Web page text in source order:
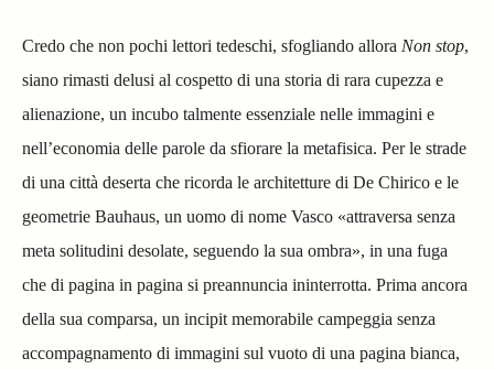
Credo che non pochi lettori tedeschi, sfogliando allora Non stop,
siano rimasti delusi al cospetto di una storia di rara cupezza e
alienazione, un incubo talmente essenziale nelle immagini e
nell’economia delle parole da sfiorare la metafisica. Per le strade
di una città deserta che ricorda le architetture di De Chirico e le
geometrie Bauhaus, un uomo di nome Vasco «attraversa senza
meta solitudini desolate, seguendo la sua ombra», in una fuga
che di pagina in pagina si preannuncia ininterrotta. Prima ancora
della sua comparsa, un incipit memorabile campeggia senza
accompagnamento di immagini sul vuoto di una pagina bianca,